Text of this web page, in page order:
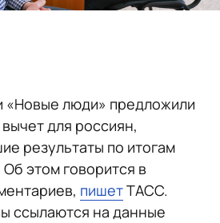
«Новые люди» предложили
для россиян,
результаты по итогам
этом говорится в
пишетТАСС.
ссылаются на данные